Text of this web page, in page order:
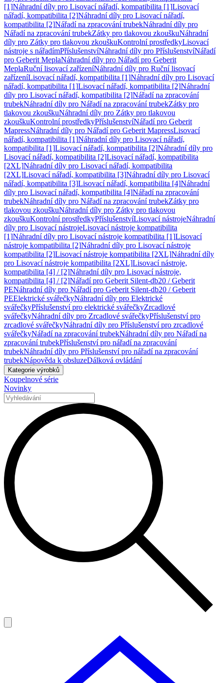
[1]Náhradní díly pro Lisovací nářadí, kompatibilita [1]Lisovací
nářadí, kompatibilita [2]Náhradní díly pro Lisovací nářadí,
kompatibilita [2]Nářadí na zpracování trubekNáhradní díly pro
Nářadí na zpracování trubekZátky pro tlakovou zkouškuNáhradní
díly pro Zátky pro tlakovou zkouškuKontrolní prostředkyLisovací
nástroje s nářadímPříslušenstvíNáhradní díly pro PříslušenstvíNářadí
pro Geberit MeplaNáhradní díly pro Nářadí pro Geberit
MeplaRuční lisovací zařízeníNáhradní díly pro Ruční lisovací
zařízeníLisovací nářadí, kompatibilita [1]Náhradní díly pro Lisovací
nářadí, kompatibilita [1]Lisovací nářadí, kompatibilita [2]Náhradní
díly pro Lisovací nářadí, kompatibilita [2]Nářadí na zpracování
trubekNáhradní díly pro Nářadí na zpracování trubekZátky pro
tlakovou zkouškuNáhradní díly pro Zátky pro tlakovou
zkouškuKontrolní prostředkyPříslušenstvíNářadí pro Geberit
MapressNáhradní díly pro Nářadí pro Geberit MapressLisovací
nářadí, kompatibilita [1]Náhradní díly pro Lisovací nářadí,
kompatibilita [1]Lisovací nářadí, kompatibilita [2]Náhradní díly pro
Lisovací nářadí, kompatibilita [2]Lisovací nářadí, kompatibilita
[2XL]Náhradní díly pro Lisovací nářadí, kompatibilita
[2XL]Lisovací nářadí, kompatibilita [3]Náhradní díly pro Lisovací
nářadí, kompatibilita [3]Lisovací nářadí, kompatibilita [4]Náhradní
díly pro Lisovací nářadí, kompatibilita [4]Nářadí na zpracování
trubekNáhradní díly pro Nářadí na zpracování trubekZátky pro
tlakovou zkouškuNáhradní díly pro Zátky pro tlakovou
zkouškuKontrolní prostředkyPříslušenstvíLisovací nástrojeNáhradní
díly pro Lisovací nástrojeLisovací nástroje kompatibilita
[1]Náhradní díly pro Lisovací nástroje kompatibilita [1]Lisovací
nástroje kompatibilita [2]Náhradní díly pro Lisovací nástroje
kompatibilita [2]Lisovací nástroje kompatibilita [2XL]Náhradní díly
pro Lisovací nástroje kompatibilita [2XL]Lisovací nástroje,
kompatibilita [4] / [2]Náhradní díly pro Lisovací nástroje,
kompatibilita [4] / [2]Nářadí pro Geberit Silent-db20 / Geberit
PENáhradní díly pro Nářadí pro Geberit Silent-db20 / Geberit
PEElektrické svářečkyNáhradní díly pro Elektrické
svářečkyPříslušenství pro elektrické svářečkyZrcadlové
svářečkyNáhradní díly pro Zrcadlové svářečkyPříslušenství pro
zrcadlové svářečkyNáhradní díly pro Příslušenství pro zrcadlové
svářečkyNářadí na zpracování trubekNáhradní díly pro Nářadí na
zpracování trubekPříslušenství pro nářadí na zpracování
trubekNáhradní díly pro Příslušenství pro nářadí na zpracování
trubekNápověda k obsluzeDálková ovládání
Kategorie výrobků
Koupelnové série
Novinky